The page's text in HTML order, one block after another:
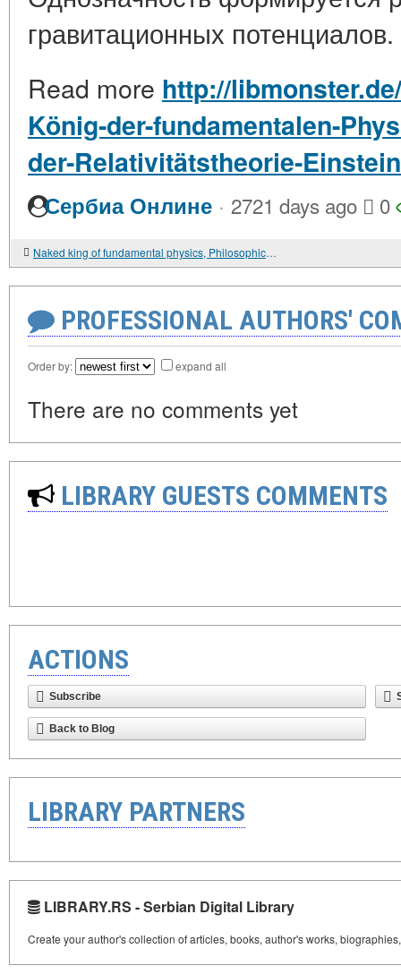
гравитационных
Read more http://
König-der-fundamentalen-
der-Relativitätstheorie-Einstein
Сербиа Онлине · 2721 days ago 0
Naked king of fundamental physics, Philosophical errors of the theory of relativity Einstein
PROFESSIONAL AUTHORS'
Order by: expand all
There are no comments yet
LIBRARY GUESTS COMMENTS
ACTIONS
Subscribe
Back to Blog
LIBRARY PARTNERS
LIBRARY.RS - Serbian Digital Library
Create your author's collection of articles, books, author's works,